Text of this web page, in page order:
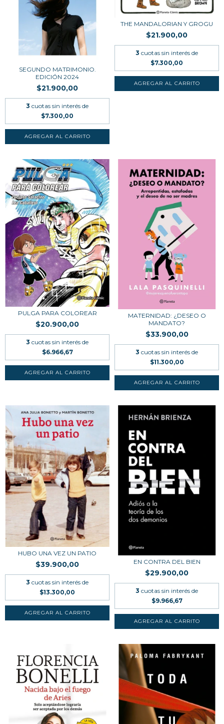
SEGUNDO MATRIMONIO.
EDICIÓN 2024
$21.900,00
3 cuotas sin interés de
$7.300,00
THE MANDALORIAN Y GROGU
$21.900,00
3 cuotas sin interés de
$7.300,00
PULGA PARA COLOREAR
$20.900,00
3 cuotas sin interés de
$6.966,67
MATERNIDAD: ¿DESEO O
MANDATO?
$33.900,00
3 cuotas sin interés de
$11.300,00
HUBO UNA VEZ UN PATIO
$39.900,00
3 cuotas sin interés de
$13.300,00
EN CONTRA DEL BIEN
$29.900,00
3 cuotas sin interés de
$9.966,67